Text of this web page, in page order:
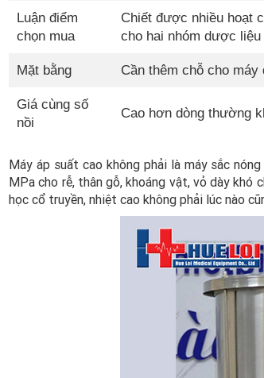
Luận điểm
chọn mua
Chiết được nhiều hoạt
cho hai nhóm dược liệu
Mặt bằng Cần thêm chỗ cho máy
Giá cùng số
nồi
Cao hơn dòng thường
Máy áp suất cao không phải là máy sắc
MPa cho rễ, thân gỗ, khoáng vật, vỏ dày khó
học cổ truyền, nhiệt cao không phải lúc nào